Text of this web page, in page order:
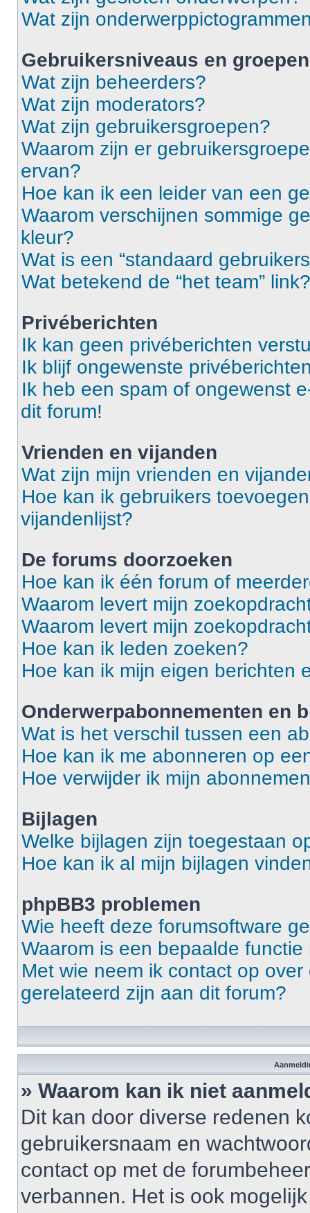
Wat zijn
Gebruikersniveaus en groepen
Wat zijn beheerders?
Wat zijn moderators?
Wat zijn gebruikersgroepen?
Waarom zijn er
ervan?
Hoe kan ik een leider van een
Waarom verschijnen sommige
kleur?
Wat is een “standaard
Wat betekend de “het team” link?
Privéberichten
Ik kan geen privéberichten
Ik blijf ongewenste
Ik heb een spam of ongewenst
dit forum!
Vrienden en vijanden
Wat zijn mijn vrienden en
Hoe kan ik gebruikers
vijandenlijst?
De forums doorzoeken
Hoe kan ik één forum of
Waarom levert mijn
Waarom levert mijn
Hoe kan ik leden zoeken?
Hoe kan ik mijn eigen berichten
Onderwerpabonnementen en
Wat is het verschil tussen een
Hoe kan ik me abonneren op
Hoe verwijder ik mijn
Bijlagen
Welke bijlagen zijn toegestaan
Hoe kan ik al mijn bijlagen
phpBB3 problemen
Wie heeft deze forumsoftware
Waarom is een bepaalde
Met wie neem ik contact op
gerelateerd zijn aan dit forum?
» Waarom kan ik niet
Dit kan door diverse redenen
gebruikersnaam en
contact op met de
verbannen. Het is ook